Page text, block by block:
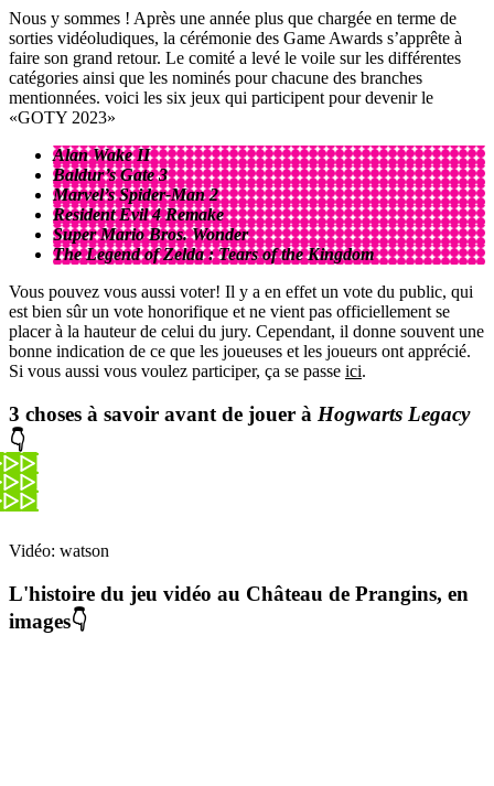
Nous y sommes ! Après une année plus que chargée en terme de
sorties vidéoludiques, la cérémonie des Game Awards s’apprête à
faire son grand retour. Le comité a levé le voile sur les différentes
catégories ainsi que les nominés pour chacune des branches
mentionnées. voici les six jeux qui participent pour devenir le
«GOTY 2023»
Alan Wake II
Baldur’s Gate 3
Marvel’s Spider-Man 2
Resident Evil 4 Remake
Super Mario Bros. Wonder
The Legend of Zelda : Tears of the Kingdom
Vous pouvez vous aussi voter! Il y a en effet un vote du public, qui
est bien sûr un vote honorifique et ne vient pas officiellement se
placer à la hauteur de celui du jury. Cependant, il donne souvent une
bonne indication de ce que les joueuses et les joueurs ont apprécié.
Si vous aussi vous voulez participer, ça se passe ici.
3 choses à savoir avant de jouer à Hogwarts Legacy
👇
Vidéo: watson
L'histoire du jeu vidéo au Château de Prangins, en
images👇